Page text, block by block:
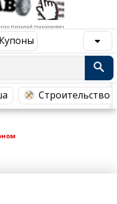
Николай Николаевич
Купоны
Строительство
Администрация
Сельское хозяйство
Ветеринария, Зоотовары
служба, Службы до...